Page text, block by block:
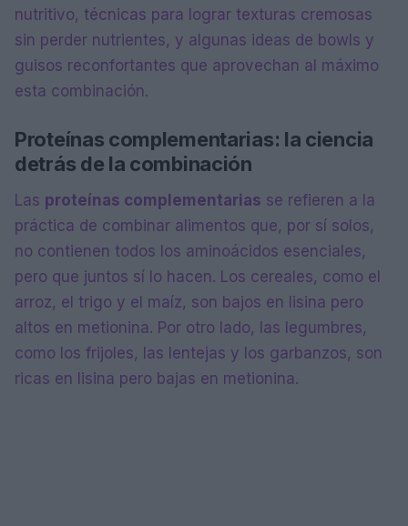
nutritivo, técnicas para lograr texturas cremosas
sin perder nutrientes, y algunas ideas de bowls y
guisos reconfortantes que aprovechan al máximo
esta combinación.
Proteínas complementarias: la ciencia
detrás de la combinación
Las proteínas complementarias se refieren a la
práctica de combinar alimentos que, por sí solos,
no contienen todos los aminoácidos esenciales,
pero que juntos sí lo hacen. Los cereales, como el
arroz, el trigo y el maíz, son bajos en lisina pero
altos en metionina. Por otro lado, las legumbres,
como los frijoles, las lentejas y los garbanzos, son
ricas en lisina pero bajas en metionina.